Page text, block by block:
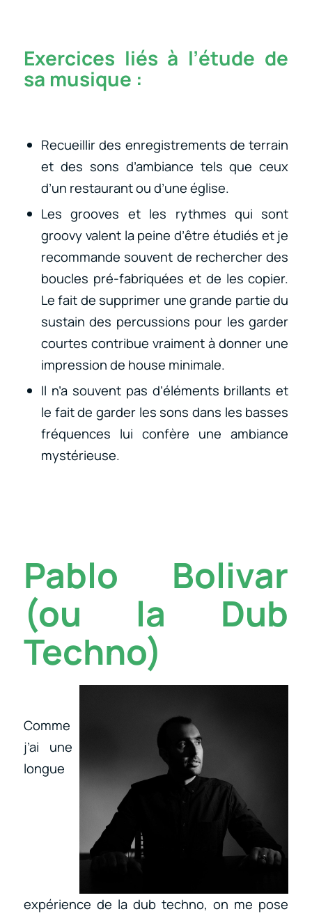
Exercices liés à l’étude de
sa musique :
Recueillir des enregistrements de terrain
et des sons d’ambiance tels que ceux
d’un restaurant ou d’une église.
Les grooves et les rythmes qui sont
groovy valent la peine d’être étudiés et je
recommande souvent de rechercher des
boucles pré-fabriquées et de les copier.
Le fait de supprimer une grande partie du
sustain des percussions pour les garder
courtes contribue vraiment à donner une
impression de house minimale.
Il n’a souvent pas d’éléments brillants et
le fait de garder les sons dans les basses
fréquences lui confère une ambiance
mystérieuse.
Pablo Bolivar
(ou la Dub
Techno)
Comme
j’ai une
longue
expérience de la dub techno, on me pose